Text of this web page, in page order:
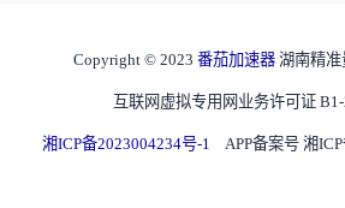
Copyright © 2023 番茄加速器 湖南精准
互联网虚拟专用网业务许可证
湘ICP备2023004234号-1 APP备案号 湘